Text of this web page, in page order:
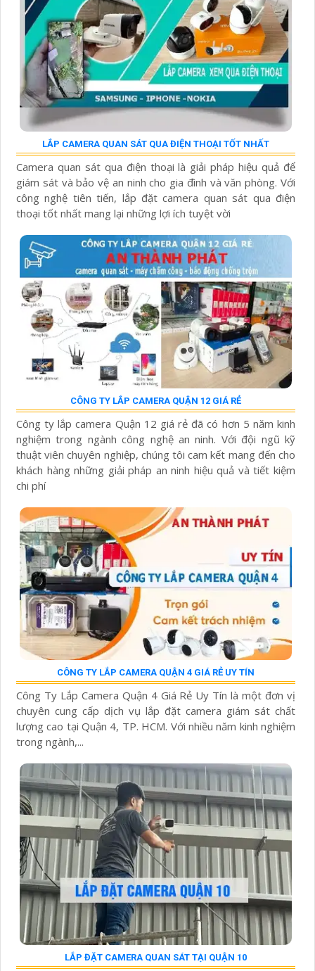
LẮP CAMERA QUAN SÁT QUA ĐIỆN THOẠI TỐT NHẤT
Camera quan sát qua điện thoại là giải pháp hiệu quả để
giám sát và bảo vệ an ninh cho gia đình và văn phòng. Với
công nghệ tiên tiến, lắp đặt camera quan sát qua điện
thoại tốt nhất mang lại những lợi ích tuyệt vời
CÔNG TY LẮP CAMERA QUẬN 12 GIÁ RẺ
Công ty lắp camera Quận 12 giá rẻ đã có hơn 5 năm kinh
nghiệm trong ngành công nghệ an ninh. Với đội ngũ kỹ
thuật viên chuyên nghiệp, chúng tôi cam kết mang đến cho
khách hàng những giải pháp an ninh hiệu quả và tiết kiệm
chi phí
CÔNG TY LẮP CAMERA QUẬN 4 GIÁ RẺ UY TÍN
Công Ty Lắp Camera Quận 4 Giá Rẻ Uy Tín là một đơn vị
chuyên cung cấp dịch vụ lắp đặt camera giám sát chất
lượng cao tại Quận 4, TP. HCM. Với nhiều năm kinh nghiệm
trong ngành,...
LẮP ĐẶT CAMERA QUAN SÁT TẠI QUẬN 10